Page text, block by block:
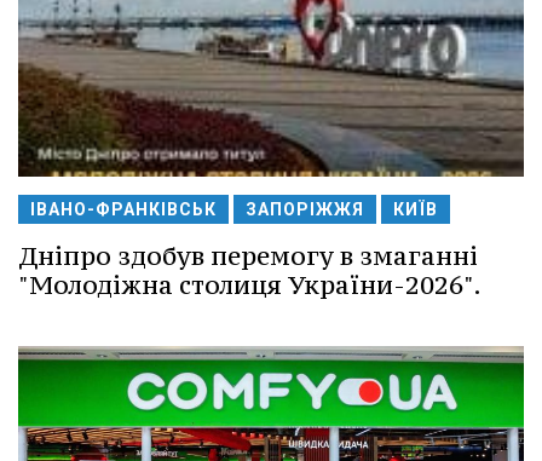
ІВАНО-ФРАНКІВСЬК ЗАПОРІЖЖЯ КИЇВ
Дніпро здобув перемогу в змаганні
"Молодіжна столиця України-2026".